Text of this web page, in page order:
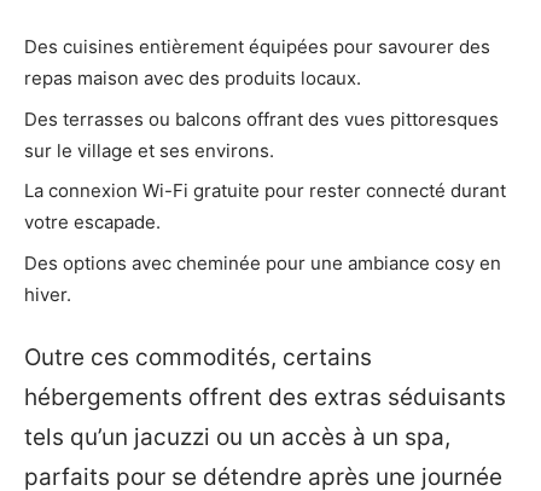
Des cuisines entièrement équipées pour savourer des
repas maison avec des produits locaux.
Des terrasses ou balcons offrant des vues pittoresques
sur le village et ses environs.
La connexion Wi-Fi gratuite pour rester connecté durant
votre escapade.
Des options avec cheminée pour une ambiance cosy en
hiver.
Outre ces commodités, certains
hébergements offrent des extras séduisants
tels qu’un jacuzzi ou un accès à un spa,
parfaits pour se détendre après une journée